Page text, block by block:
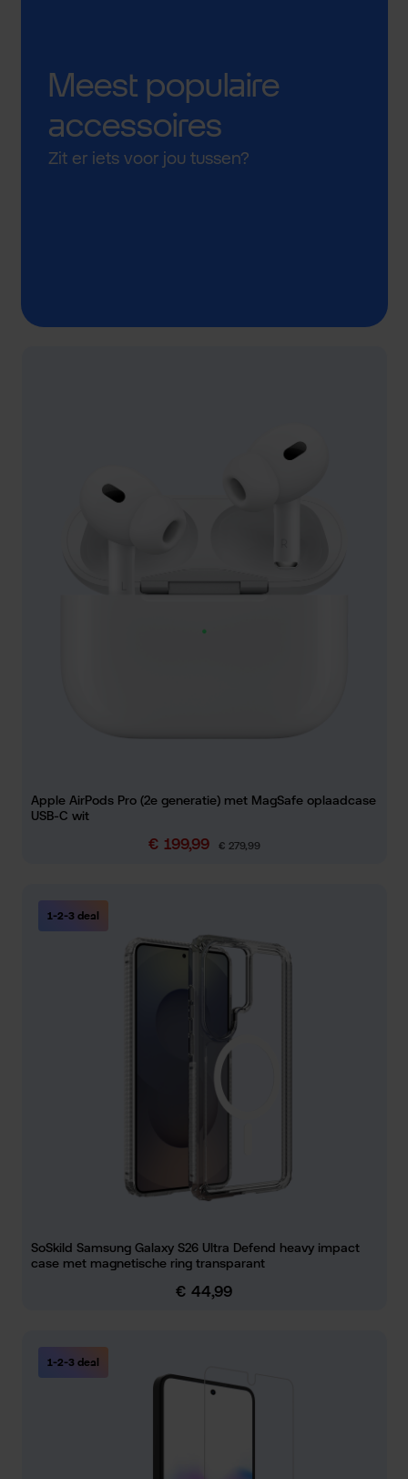
Meest populaire
accessoires
Zit er iets voor jou tussen?
Apple AirPods Pro (2e generatie) met MagSafe oplaadcase
USB-C wit
Verkoopprijs:
€ 199,99 Normale prijs:
€ 279,99
1-2-3 deal
SoSkild Samsung Galaxy S26 Ultra Defend heavy impact
case met magnetische ring transparant
Normale prijs:
€ 44,99
1-2-3 deal